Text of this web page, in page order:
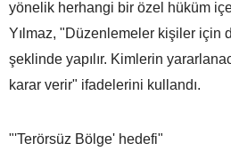
yönelik herhangi bir özel hüküm
Yılmaz, "Düzenlemeler kişiler için
şeklinde yapılır. Kimlerin
karar verir" ifadelerini kullandı.
"'Terörsüz Bölge' hedefi"